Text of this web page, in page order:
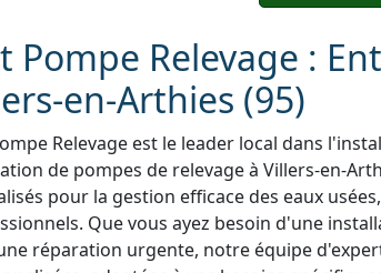
Pompe Relevage :
en-Arthies (95)
Relevage est le leader local dans
de pompes de relevage à Villers-en-
pour la gestion efficace des eaux
Que vous ayez besoin d'une
réparation urgente, notre équipe